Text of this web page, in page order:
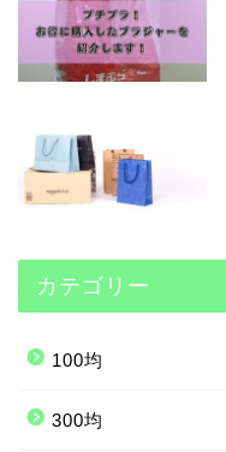
カテゴリー
100均
300均